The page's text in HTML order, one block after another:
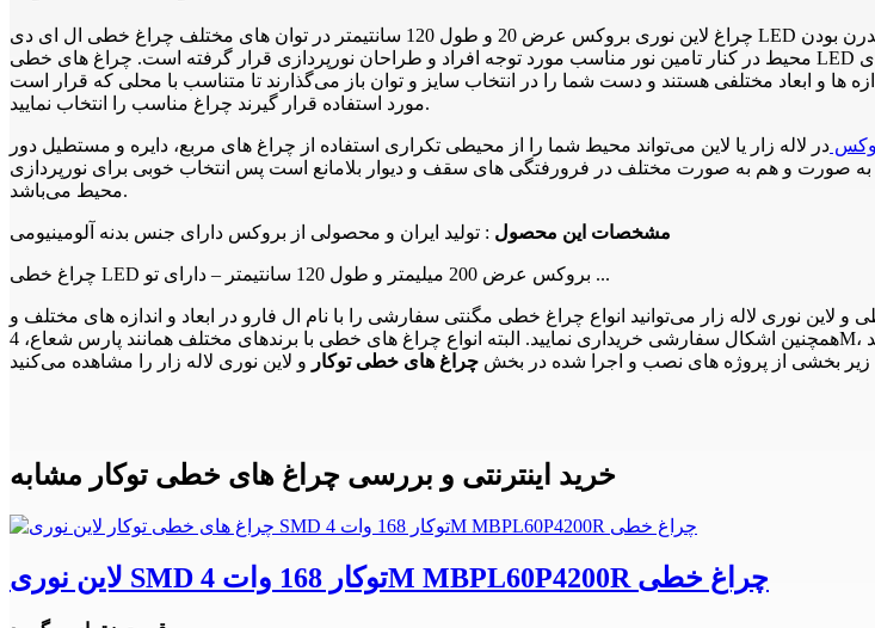
چراغ لاین نوری بروکس عرض 20 و طول 120 سانتیمتر در توان های مختلف چراغ خطی ال ای دی LED نسل جدیدی از روشنایی است که امروزه با توجه به اهمیت مصرف انرژی و همچنین نیاز به مدرن بودن
محیط در کنار تامین نور مناسب مورد توجه افراد و طراحان نورپردازی قرار گرفته است. چراغ های خطی LED با توجه به اینکه شکل زیبا و مدرنی دارند می‌توانند هم راهکار مناسبی برای تامین نور محیطهای
ها و ابعاد مختلفی هستند و دست شما را در انتخاب سایز و توان باز می‌گذارند تا متناسب با محلی که قرار است
مورد استفاده قرار گیرند چراغ مناسب را انتخاب نمایید.
در لاله زار یا لاین می‌تواند محیط شما را از محیطی تکراری استفاده از چراغ های مربع، دایره و مستطیل دور
صورت و هم به صورت مختلف در فرورفتگی های سقف و دیوار بلامانع است پس انتخاب خوبی برای نورپردازی
محیط می‌باشد.
مشخصات این محصول : تولید ایران و محصولی از بروکس دارای جنس بدنه آلومینیومی
چراغ خطی LED بروکس عرض 200 میلیمتر و طول 120 سانتیمتر – دارای تو ...
در توان های مختلف چراغ خطی و لاین نوری لاله زار می‌توانید انواع چراغ خطی مگنتی سفارشی را با نام ال فارو در ابعاد و اندازه های مختلف و
همچنین اشکال سفارشی خریداری نمایید. البته انواع چراغ های خطی با برندهای مختلف همانند پارس شعاع، 4M، آرند، FEC، بروکس، تابشگران و غیره را می‌توانید در چراغ خطی مگنتی و لاین نوری لاله زار
زیر بخشی از پروژه های نصب و اجرا شده در بخش چراغ های خطی توکار
خرید اینترنتی و بررسی چراغ های خطی توکار مشابه
لاین نوری SMD توکار 168 وات 4M MBPL60P4200R چراغ خطی